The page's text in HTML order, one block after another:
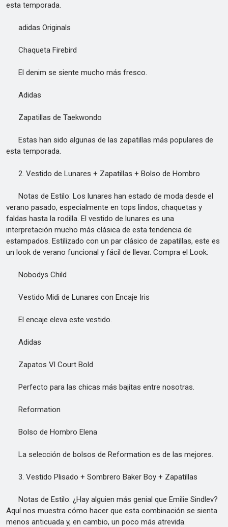
esta temporada.
adidas Originals
Chaqueta Firebird
El denim se siente mucho más fresco.
Adidas
Zapatillas de Taekwondo
Estas han sido algunas de las zapatillas más populares de
esta temporada.
2. Vestido de Lunares + Zapatillas + Bolso de Hombro
Notas de Estilo: Los lunares han estado de moda desde el
verano pasado, especialmente en tops lindos, chaquetas y
faldas hasta la rodilla. El vestido de lunares es una
interpretación mucho más clásica de esta tendencia de
estampados. Estilizado con un par clásico de zapatillas, este es
un look de verano funcional y fácil de llevar. Compra el Look:
Nobodys Child
Vestido Midi de Lunares con Encaje Iris
El encaje eleva este vestido.
Adidas
Zapatos Vl Court Bold
Perfecto para las chicas más bajitas entre nosotras.
Reformation
Bolso de Hombro Elena
La selección de bolsos de Reformation es de las mejores.
3. Vestido Plisado + Sombrero Baker Boy + Zapatillas
Notas de Estilo: ¿Hay alguien más genial que Emilie Sindlev?
Aquí nos muestra cómo hacer que esta combinación se sienta
menos anticuada y, en cambio, un poco más atrevida.